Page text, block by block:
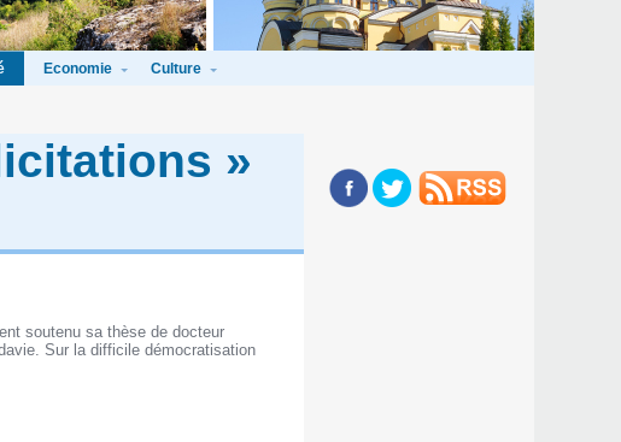
Economie Culture
»
soutenu sa thèse de docteur
Sur la difficile démocratisation